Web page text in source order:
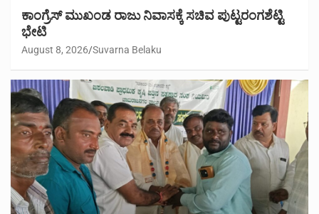
ಕಾಂಗ್ರೆಸ್ ಮುಖಂಡ ರಾಜು ನಿವಾಸಕ್ಕೆ ಸಚಿವ ಪುಟ್ಟರಂಗಶೆಟ್ಟಿ
ಭೇಟಿ
August 8, 2026 Suvarna Belaku